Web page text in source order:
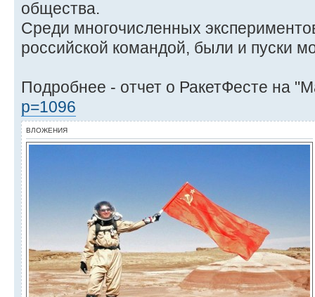
общества.
Среди многочисленных
российской командой, были и пуски
Подробнее - отчет о РакетФесте на
p=1096
ВЛОЖЕНИЯ